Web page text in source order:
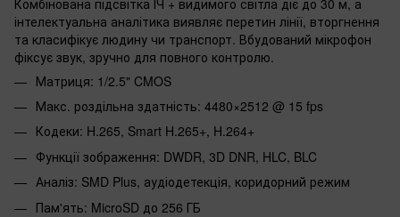
інтелектуальна аналітика виявляє перетин лінії, вторгнення
та класифікує людину чи транспорт. Вбудований мікрофон
фіксує звук, зручно для повного контролю.
Матриця: 1/2.5" CMOS
Макс. роздільна здатність: 4480×2512 @ 15 fps
Кодеки: H.265, Smart H.265+, H.264+
Функції зображення: DWDR, 3D DNR, HLC, BLC
Аналіз: SMD Plus, аудіодетекція, коридорний режим
Пам'ять: MicroSD до 256 ГБ